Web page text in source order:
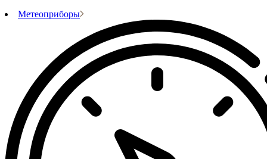
Метеоприборы